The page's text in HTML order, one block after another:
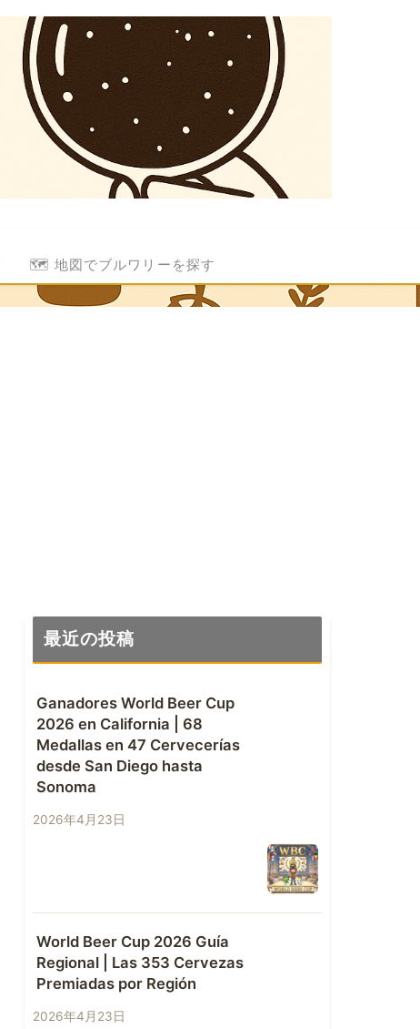
🗺️ 地図でブルワリーを探す
最近の投稿
Ganadores World Beer Cup
2026 en California | 68
Medallas en 47 Cervecerías
desde San Diego hasta
Sonoma
2026年4月23日
World Beer Cup 2026 Guía
Regional | Las 353 Cervezas
Premiadas por Región
2026年4月23日